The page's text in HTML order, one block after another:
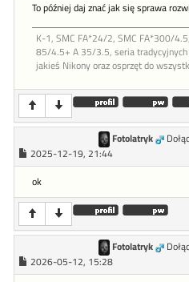
To później daj znać jak się sprawa
K-1, SMC FA*24/2, SMC FA*300/
85/4.5+ A 35/3.5, seria
jakieś Nikony oraz osprzęt do
Fotolatryk
2025-12-19, 21:44
ok
Fotolatryk
2026-05-12, 15:28